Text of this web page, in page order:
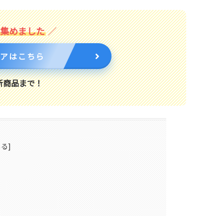
めました
はこちら
商品まで！